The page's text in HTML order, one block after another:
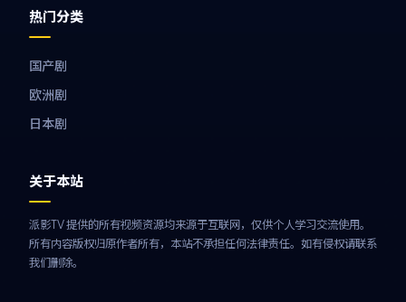
热门分类
国产剧
欧洲剧
日本剧
关于本站
派影TV 提供的所有视频资源均来源于互联网，仅供个人学习交流使用。
所有内容版权归原作者所有，本站不承担任何法律责任。如有侵权请联系
我们删除。